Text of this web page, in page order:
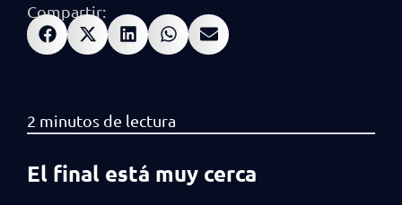
Compartir:
El final está muy cerca